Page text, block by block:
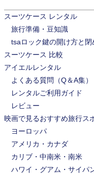
スーツケース レンタル
旅行準備・豆知識
tsaロック鍵の開け方と閉
スーツケース 比較
アイエルレンタル
よくある質問（Q＆A集）
レンタルご利用ガイド
レビュー
映画で見るおすすめ旅行ス
ヨーロッパ
アメリカ・カナダ
カリブ・中南米・南米
ハワイ・グアム・サイパ